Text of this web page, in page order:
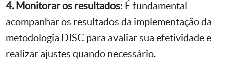
4. Monitorar os resultados: É fundamental
acompanhar os resultados da implementação da
metodologia DISC para avaliar sua efetividade e
realizar ajustes quando necessário.